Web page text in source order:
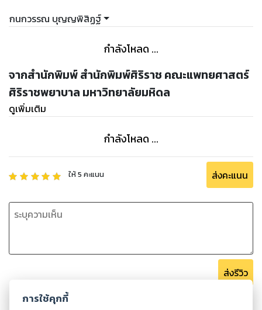
สนใจ
ศึกษาในรายละเอียดเพิ่มเติมต่อไป
กนกวรรณ บุญญพิสิฏฐ์
กำลังโหลด ...
จากสำนักพิมพ์ สำนักพิมพ์ศิริราช คณะแพทยศาสตร์
ศิริราชพยาบาล มหาวิทยาลัยมหิดล
ดูเพิ่มเติม
กำลังโหลด ...
ให้5 คะแนน ส่งคะแนน
ส่งรีวิว
การใช้คุกกี้